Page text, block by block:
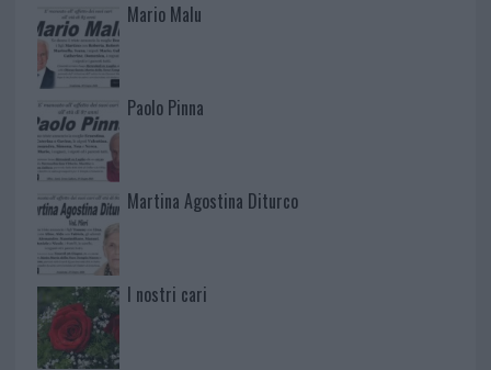
Mario Malu
Paolo Pinna
Martina Agostina Diturco
I nostri cari